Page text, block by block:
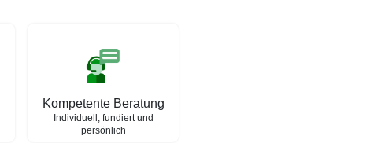
Kompetente Beratung
Individuell, fundiert und
persönlich